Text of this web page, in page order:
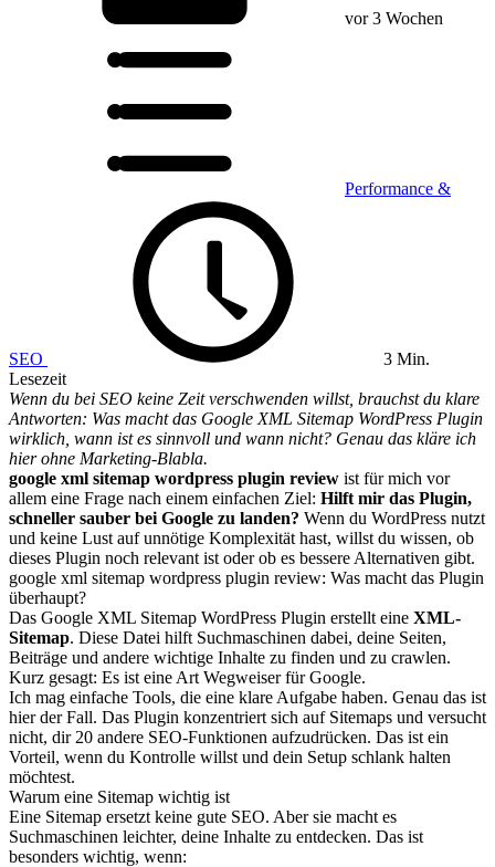
vor 3 Wochen
Performance &
SEO
3 Min.
Lesezeit
Wenn du bei SEO keine Zeit verschwenden willst, brauchst du klare
Antworten: Was macht das Google XML Sitemap WordPress Plugin
wirklich, wann ist es sinnvoll und wann nicht? Genau das kläre ich
hier ohne Marketing-Blabla.
google xml sitemap wordpress plugin review ist für mich vor
allem eine Frage nach einem einfachen Ziel: Hilft mir das Plugin,
schneller sauber bei Google zu landen? Wenn du WordPress nutzt
und keine Lust auf unnötige Komplexität hast, willst du wissen, ob
dieses Plugin noch relevant ist oder ob es bessere Alternativen gibt.
google xml sitemap wordpress plugin review: Was macht das Plugin
überhaupt?
Das Google XML Sitemap WordPress Plugin erstellt eine XML-
Sitemap. Diese Datei hilft Suchmaschinen dabei, deine Seiten,
Beiträge und andere wichtige Inhalte zu finden und zu crawlen.
Kurz gesagt: Es ist eine Art Wegweiser für Google.
Ich mag einfache Tools, die eine klare Aufgabe haben. Genau das ist
hier der Fall. Das Plugin konzentriert sich auf Sitemaps und versucht
nicht, dir 20 andere SEO-Funktionen aufzudrücken. Das ist ein
Vorteil, wenn du Kontrolle willst und dein Setup schlank halten
möchtest.
Warum eine Sitemap wichtig ist
Eine Sitemap ersetzt keine gute SEO. Aber sie macht es
Suchmaschinen leichter, deine Inhalte zu entdecken. Das ist
besonders wichtig, wenn: